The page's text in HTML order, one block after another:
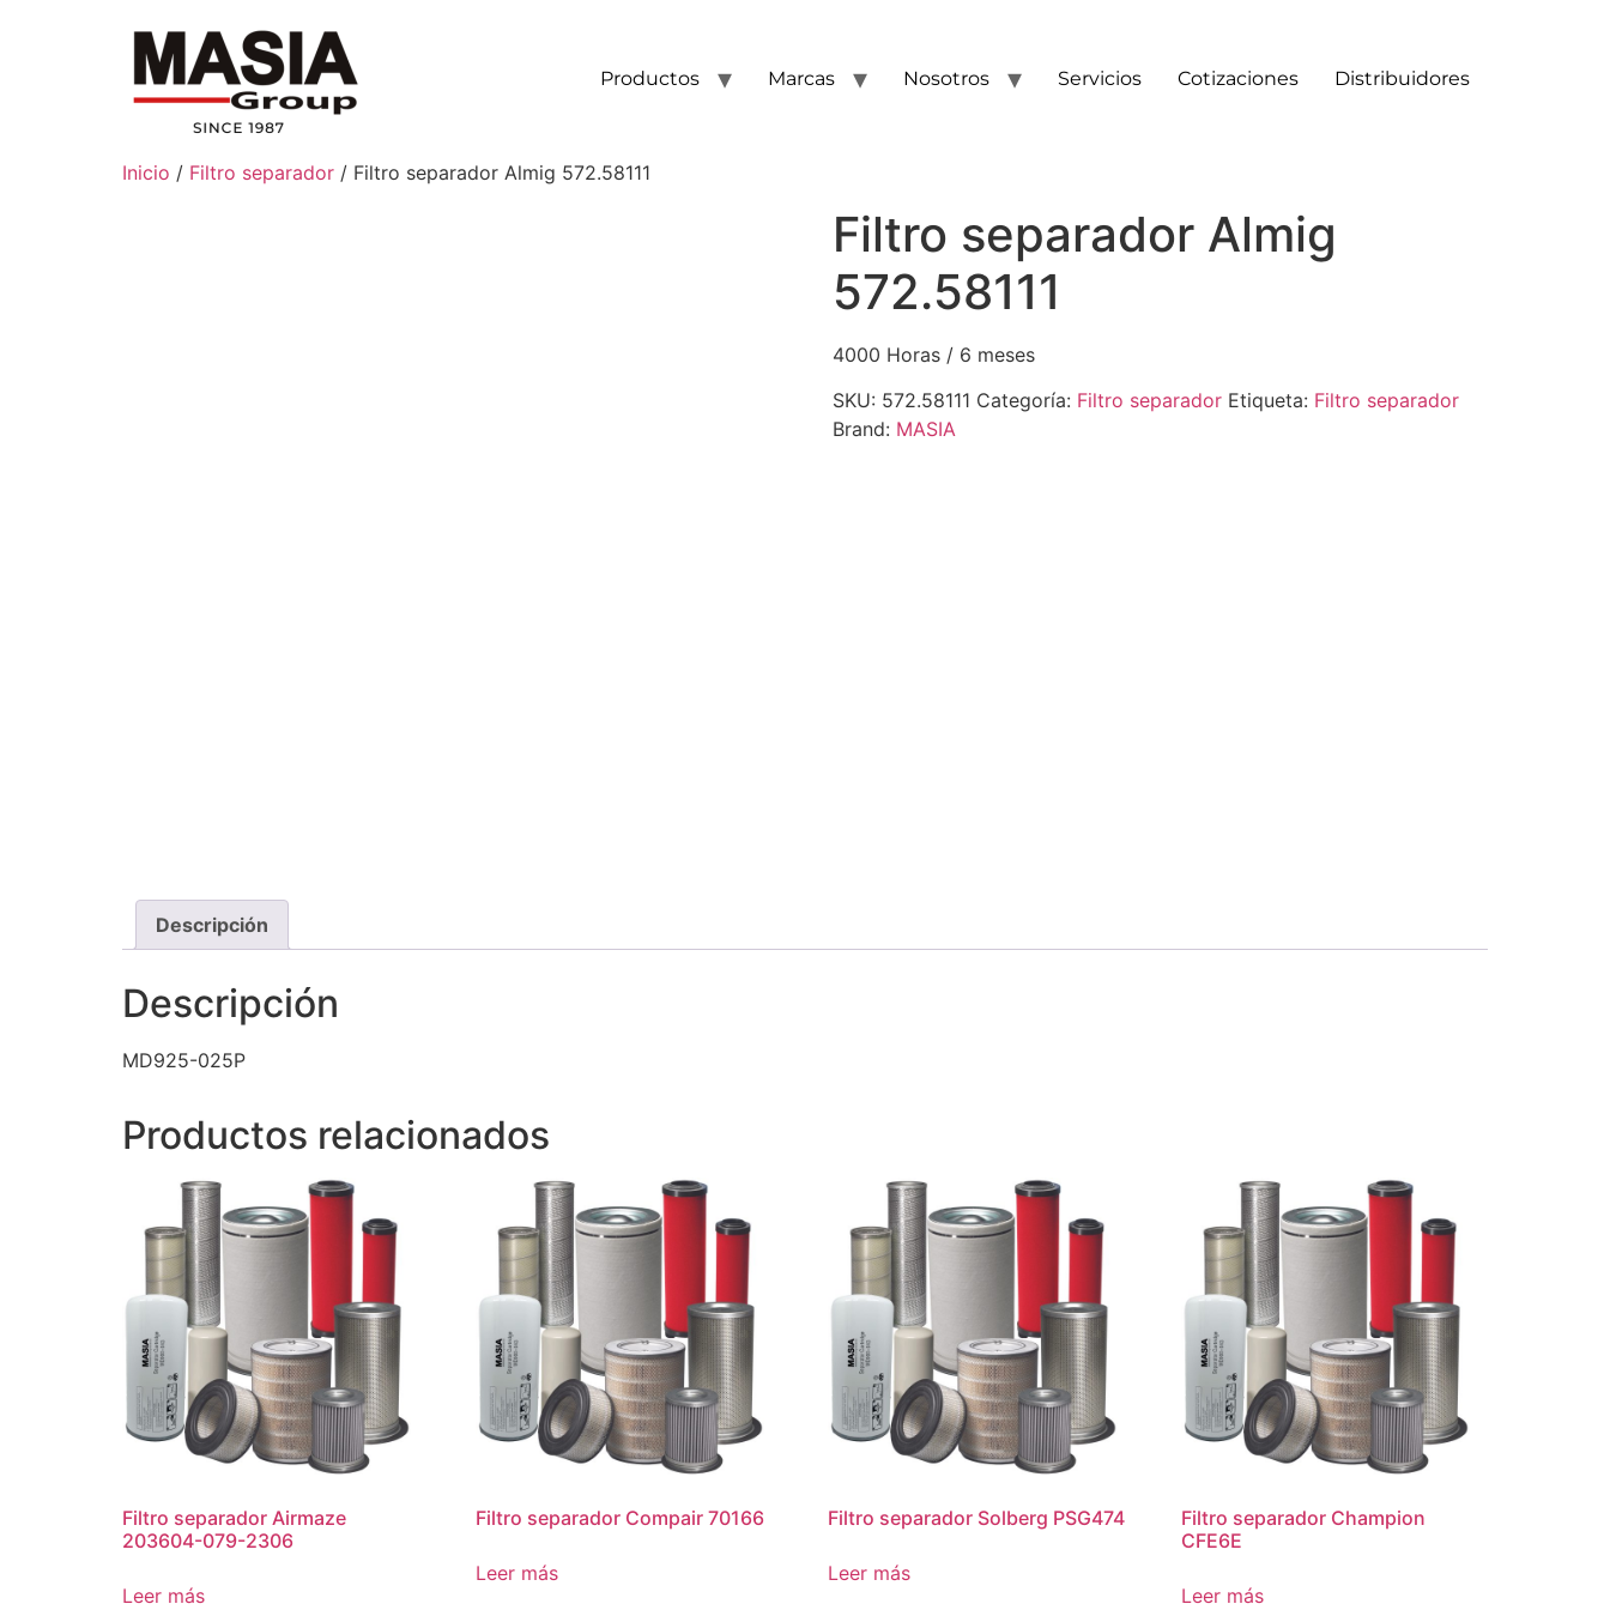
Productos Marcas Nosotros Servicios Cotizaciones Distribuidores
Inicio / Filtro separador / Filtro separador Almig 572.58111
Filtro separador Almig
572.58111
4000 Horas / 6 meses
SKU: 572.58111 Categoría: Filtro separador Etiqueta: Filtro separador
Brand: MASIA
Descripción
Descripción
MD925-025P
Productos relacionados
Filtro separador Airmaze
203604-079-2306
Leer más
Filtro separador Compair 70166
Leer más
Filtro separador Solberg PSG474
Leer más
Filtro separador Champion
CFE6E
Leer más